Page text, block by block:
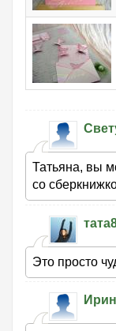
Татьяна, вы
со
Это просто